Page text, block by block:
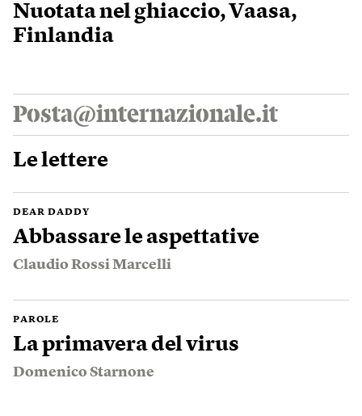
Nuotata nel ghiaccio, Vaasa,
Finlandia
Posta@internazionale.it
Le lettere
DEAR DADDY
Abbassare le aspettative
Claudio Rossi Marcelli
PAROLE
La primavera del virus
Domenico Starnone